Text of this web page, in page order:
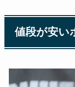
値段が安い